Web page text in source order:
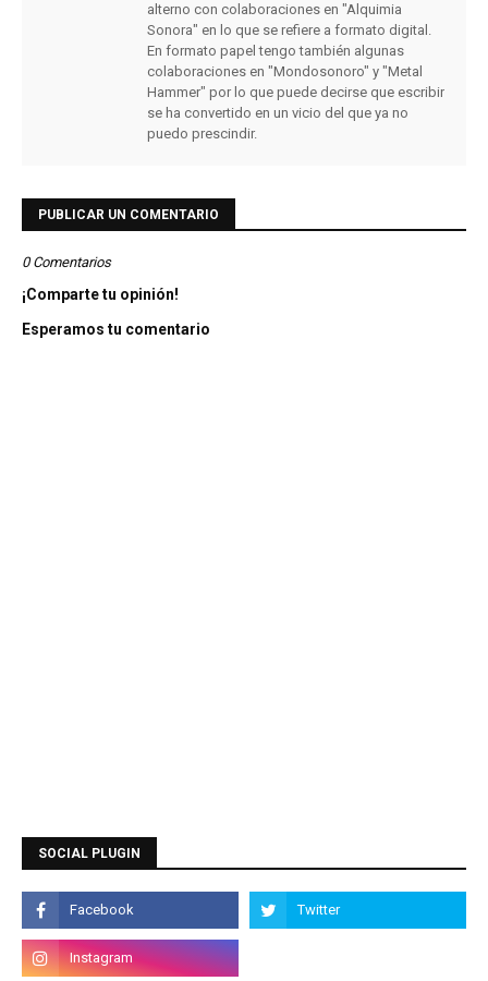
alterno con colaboraciones en "Alquimia
Sonora" en lo que se refiere a formato digital.
En formato papel tengo también algunas
colaboraciones en "Mondosonoro" y "Metal
Hammer" por lo que puede decirse que escribir
se ha convertido en un vicio del que ya no
puedo prescindir.
PUBLICAR UN COMENTARIO
0 Comentarios
¡Comparte tu opinión!
Esperamos tu comentario
SOCIAL PLUGIN